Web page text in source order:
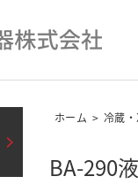
ホーム > 冷蔵
BA-290